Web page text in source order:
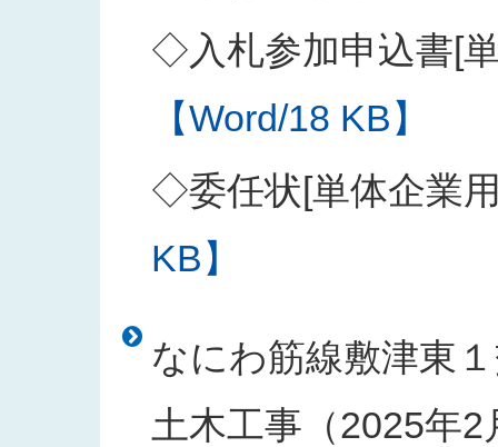
◇入札参加申込書[
【Word/18 KB】
◇委任状[単体企業
KB】
なにわ筋線敷津東
土木工事（2025年2